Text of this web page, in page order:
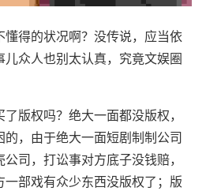
得的状况啊？没传说，应当依
众人也别太认真，究竟文娱圈
权吗？绝大一面都没版权，
，由于绝大一面短剧制制公司
司，打讼事对方底子没钱赔，
部戏有众少东西没版权了；版